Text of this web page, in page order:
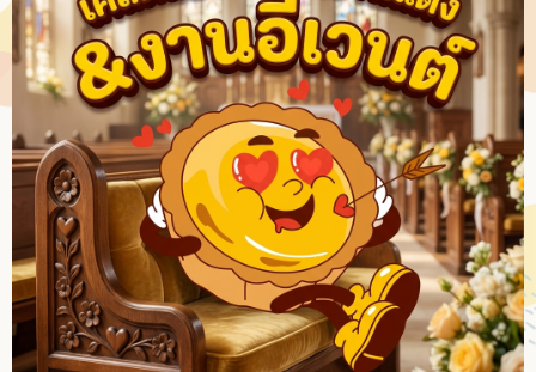
ABOUT
US
SNACK
BOX
SNACK
BOX
BRANCH
CONTACT
US